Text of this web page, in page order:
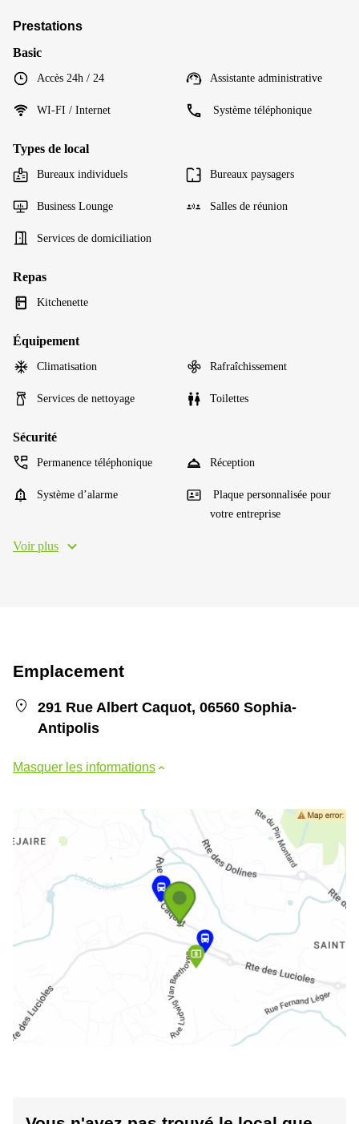
Prestations
Basic
Accès 24h / 24 Assistante administrative
WI-FI / Internet Système téléphonique
Types de local
Bureaux individuels Bureaux paysagers
Business Lounge Salles de réunion
Services de domiciliation
Repas
Kitchenette
Équipement
Climatisation Rafraîchissement
Services de nettoyage Toilettes
Sécurité
Permanence téléphonique Réception
Système d’alarme
Plaque personnalisée pour
votre entreprise
Voir plus
Emplacement
291 Rue Albert Caquot, 06560 Sophia-
Antipolis
Masquer les informations